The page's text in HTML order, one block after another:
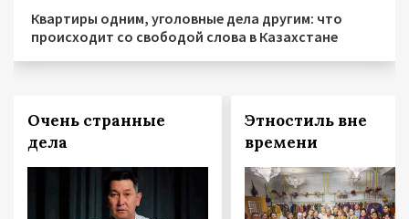
Квартиры одним, уголовные дела другим: что
происходит со свободой слова в Казахстане
Очень странные
дела
Этностиль вне
времени